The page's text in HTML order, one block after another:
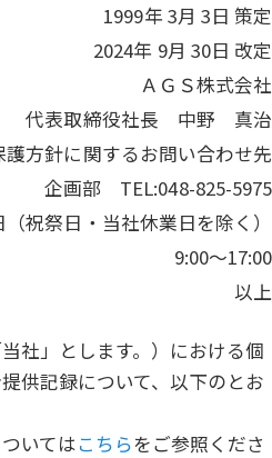
1999年 3月 3日 策定
2024年 9月 30日 改定
ＡＧＳ株式会社
代表取締役社長 中野 真治
方針に関するお問い合わせ先
企画部 TEL:048-825-5975
祝祭日・当社休業日を除く）
9:00～17:00
以上
社」とします。）における個
供記録について、以下のとお
いてはこちらをご参照くださ